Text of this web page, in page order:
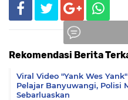
Rekomendasi Berita
Viral Video "Yank Wes
Pelajar Banyuwangi, Polisi
Sebarluaskan